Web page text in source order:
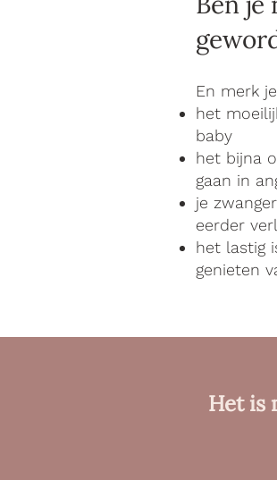
En merk
het
baby
het bijna
gaan in
je
eerder
het lastig
genieten
Het is